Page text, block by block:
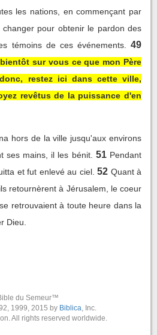
les nations, en commençant par
pour obtenir le pardon des
témoins de ces événements. 49
sur vous ce que mon Père
restez ici dans cette ville,
revêtus de la puissance d'en
hors de la ville jusqu'aux environs
ses mains, il les bénit. 51 Pendant
et fut enlevé au ciel. 52 Quant à
retournèrent à Jérusalem, le coeur
retrouvaient à toute heure dans la
Dieu.
du Semeur™
1999, 2015 by Biblica, Inc.
All rights reserved worldwide.